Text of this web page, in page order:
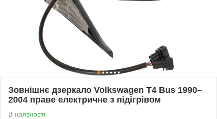
Зовнішнє дзеркало Volkswagen T4 Bus 1990–
2004 праве електричне з підігрівом
В наявності